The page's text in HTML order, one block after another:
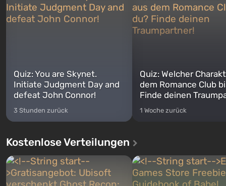
Quiz: You are Skynet.
Initiate Judgment Day and
defeat John Connor!
3 Stunden zurück
Quiz: Welcher
dem Romance Club
Finde deinen
1 Woche zurück
Kostenlose Verteilungen